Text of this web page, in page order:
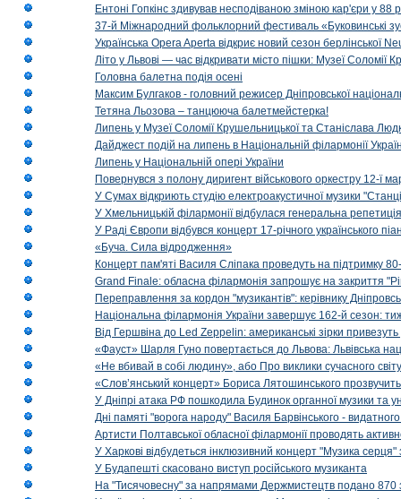
Ентоні Гопкінс здивував несподіваною зміною кар'єри у 88
37-й Міжнародний фольклорний фестиваль «Буковинські
Українська Opera Aperta відкриє новий сезон берлінської
Літо у Львові — час відкривати місто пішки: Музеї Соломії
Головна балетна подія осені
Максим Булгаков - головний режисер Дніпровської
Тетяна Льозова – танцююча балетмейстерка!
Липень у Музеї Соломії Крушельницької та Станіслава
Дайджест подій на липень в Національній філармонії
Липень у Національній опері України
Повернувся з полону диригент військового оркестру 12-ї
У Сумах відкриють студію електроакустичної музики
У Хмельницькій філармонії відбулася генеральна
У Раді Європи відбувся концерт 17-річного українського
«Буча. Сила відродження»
Концерт пам'яті Василя Сліпака проведуть на підтримку
Grand Finale: обласна філармонія запрошує на закриття
Переправлення за кордон "музикантів": керівнику
Національна філармонія України завершує 162-й сезон:
Від Гершвіна до Led Zeppelin: американські зірки
«Фауст» Шарля Гуно повертається до Львова: Львівська
«Не вбивай в собі людину», або Про виклики сучасного світу
«Слов’янський концерт» Бориса Лятошинського
У Дніпрі атака РФ пошкодила Будинок органної музики та
Дні памяті "ворога народу" Василя Барвінського -
Артисти Полтавської обласної філармонії проводять
У Харкові відбудеться інклюзивний концерт "Музика
У Будапешті скасовано виступ російського музиканта
На "Тисячовесну" за напрямами Держмистецтв подано 870